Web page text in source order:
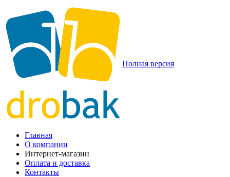
Полная версия
Главная
О компании
Интернет-магазин
Оплата и доставка
Контакты